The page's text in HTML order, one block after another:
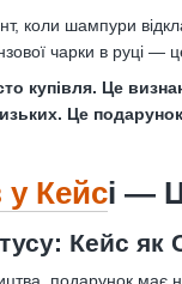
коли шампури
чарки в руці —
Це
Це
у Кейсі —
Кейс як